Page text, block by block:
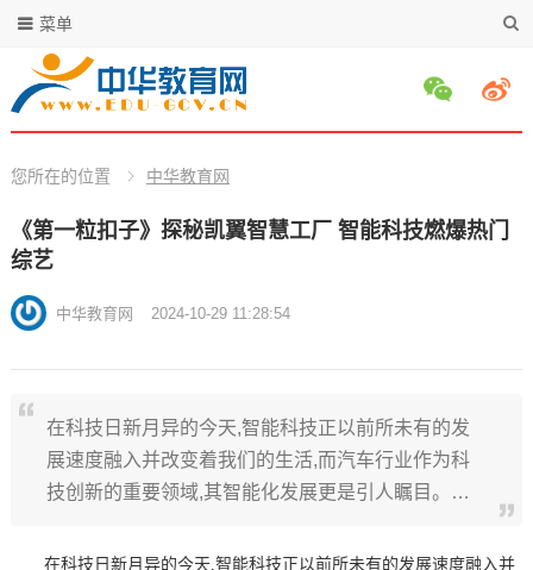
菜单
您所在的位置 中华教育网
《第一粒扣子》探秘凯翼智慧工厂 智能科技燃爆热门
综艺
中华教育网 2024-10-29 11:28:54
在科技日新月异的今天,智能科技正以前所未有的发
展速度融入并改变着我们的生活,而汽车行业作为科
技创新的重要领域,其智能化发展更是引人瞩目。…
在科技日新月异的今天,智能科技正以前所未有的发展速度融入并